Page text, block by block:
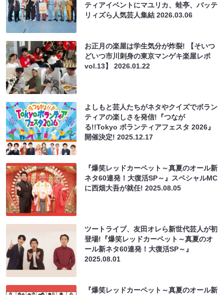
ティアイベントにマユリカ、蛙亭、バッテ
リィズら人気芸人集結2026.03.06
お正月の楽屋は学生気分が炸裂! 【そいつ
どいつ市川刺身の東京マンゲキ楽屋レポ
vol.13】2026.01.22
よしもと芸人たちがネタやクイズでボラン
ティアの楽しさを発信!『つなが
る!!Tokyo ボランティアフェスタ 2026』
開催決定!2025.12.17
『爆笑レッドカーペット～真夏のオール新
ネタ60連発！大復活SP～』スペシャルMC
に西畑大吾が就任!2025.08.05
ツートライブ、友田オレら新世代芸人が初
登場!『爆笑レッドカーペット～真夏のオ
ール新ネタ60連発！大復活SP～』
2025.08.01
『爆笑レッドカーペット～真夏のオール新